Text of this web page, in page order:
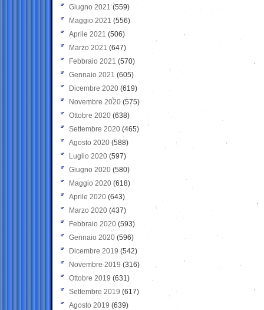
Giugno 2021(559)
Maggio 2021 (556)
Aprile 2021 (506)
Marzo 2021 (647)
Febbraio 2021 (570)
Gennaio 2021 (605)
Dicembre 2020 (619)
Novembre 2020 (575)
Ottobre 2020 (638)
Settembre 2020(465)
Agosto 2020 (588)
Luglio 2020 (597)
Giugno 2020 (580)
Maggio 2020 (618)
Aprile 2020 (643)
Marzo 2020 (437)
Febbraio 2020 (593)
Gennaio 2020 (596)
Dicembre 2019 (542)
Novembre 2019 (316)
Ottobre 2019 (631)
Settembre 2019 (617)
Agosto 2019 (639)